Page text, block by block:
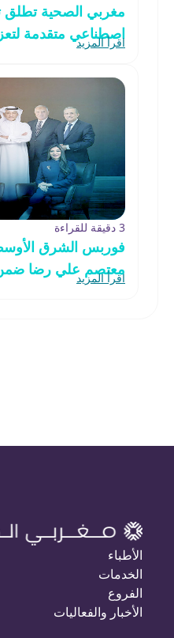
مغربي الصحية تطلق
اصطناعي متقدمة
اقرأ المزيد
3 دقيقة للقراءة
فوربس الشرق
معتصم علي رضا
اقرأ المزيد
الأطباء
الخدمات
الفروع
الأخبار والفعاليات